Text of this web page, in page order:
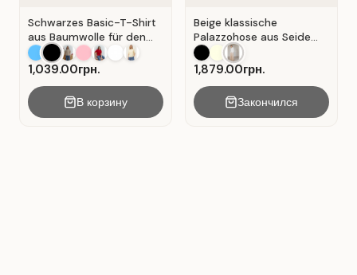
Schwarzes Basic-T-Shirt
aus Baumwolle für den
Alltag . Schwarz.
1,039.00грн.
В корзину
Beige klassische
Palazzohose aus Seide
mit Falten . Beige .
1,879.00грн.
Закончился